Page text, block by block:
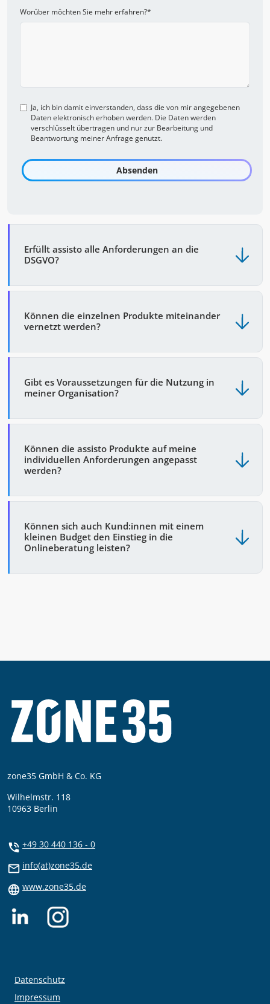
Worüber möchten Sie mehr erfahren?*
Ja, ich bin damit einverstanden, dass die von mir angegebenen
Daten elektronisch erhoben werden. Die Daten werden
verschlüsselt übertragen und nur zur Bearbeitung und
Beantwortung meiner Anfrage genutzt.
Erfüllt assisto alle Anforderungen an die
DSGVO?
Können die einzelnen Produkte miteinander
vernetzt werden?
Gibt es Voraussetzungen für die Nutzung in
meiner Organisation?
Können die assisto Produkte auf meine
individuellen Anforderungen angepasst
werden?
Können sich auch Kund:innen mit einem
kleinen Budget den Einstieg in die
Onlineberatung leisten?
zone35 GmbH & Co. KG
Wilhelmstr. 118
10963 Berlin
+49 30 440 136 - 0
info(at)zone35.de
www.zone35.de
Datenschutz
Impressum